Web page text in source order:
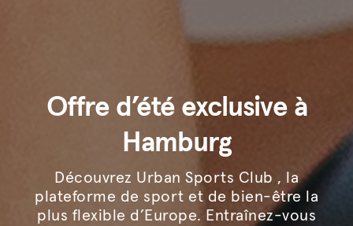
Offre d’été exclusive à
Hamburg
Découvrez Urban Sports Club , la
plateforme de sport et de bien-être la
plus flexible d’Europe. Entraînez-vous